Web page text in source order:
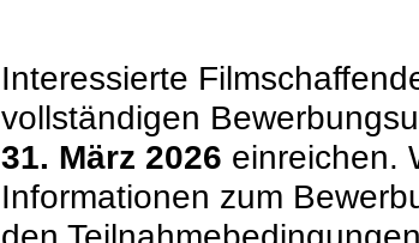
Interessierte
vollständigen
31. März 2026 einreichen.
Informationen zum